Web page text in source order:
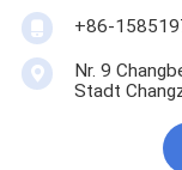
+86-
Nr. 9
Stadt